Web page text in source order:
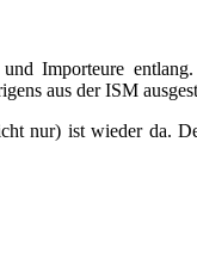
und Importeure
aus der ISM
nur) ist wieder da.